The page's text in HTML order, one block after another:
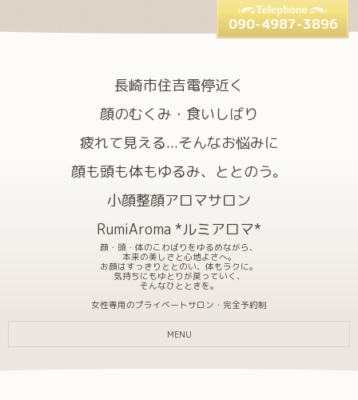
長崎市住吉電停近く
顔のむくみ・食いしばり
疲れて見える...そんなお悩みに
顔も頭も体もゆるみ、ととのう。
小顔整顔アロマサロン
RumiAroma *ルミアロマ*
顔・頭・体のこわばりをゆるめながら、
本来の美しさと心地よさへ。
お顔はすっきりととのい、体もラクに。
気持ちにもゆとりが戻っていく、
そんなひとときを。
女性専用のプライベートサロン・完全予約制
090-4987-3896
MENU